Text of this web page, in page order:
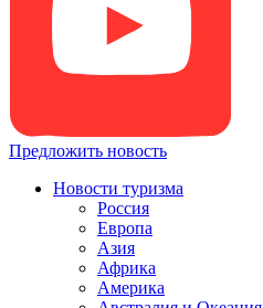
Предложить новость
Новости туризма
Россия
Европа
Азия
Африка
Америка